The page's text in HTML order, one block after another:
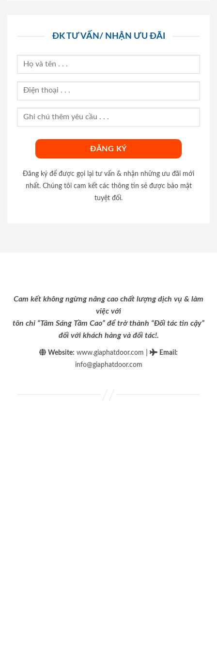
ĐK TƯ VẤN/ NHẬN ƯU ĐÃI
Đăng ký để được gọi lại tư vấn & nhận những ưu đãi mới
nhất. Chúng tôi cam kết các thông tin sẽ được bảo mật
tuyệt đối.
Cam kết không ngừng nâng cao chất lượng dịch vụ & làm
việc với
tôn chỉ “Tâm Sáng Tầm Cao” để trở thành “Đối tác tin cậy”
đối với khách hàng và đối tác!.
Website: www.giaphatdoor.com Email :
info@giaphatdoor.com